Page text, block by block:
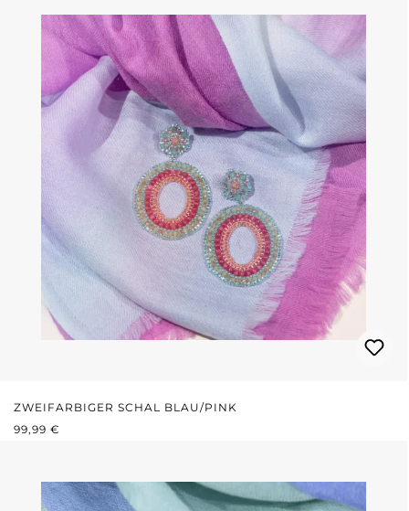
ZWEIFARBIGER SCHAL BLAU/PINK
REGULÄRER PREIS:
99,99 €